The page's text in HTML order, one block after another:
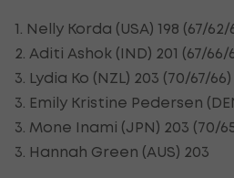
1. Nelly Korda (USA) 198 (67/62/
2. Aditi Ashok (IND) 201 (67/66/
3. Lydia Ko (NZL) 203 (70/67/66)
3. Emily Kristine Pedersen
3. Mone Inami (JPN) 203 (70/
3. Hannah Green (AUS) 203